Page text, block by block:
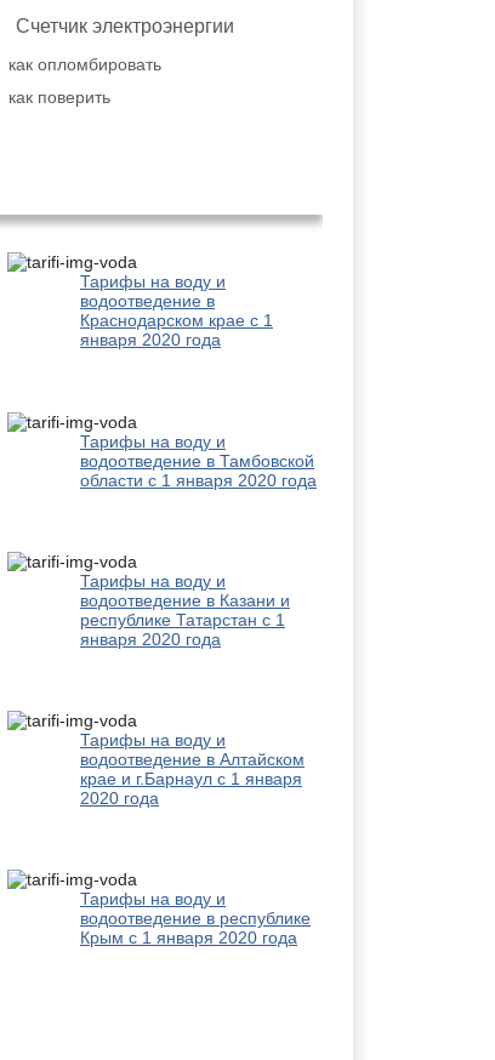
Счетчик электроэнергии
как опломбировать
как поверить
Тарифы на воду и
водоотведение в
Краснодарском крае с 1
января 2020 года
Тарифы на воду и
водоотведение в Тамбовской
области с 1 января 2020 года
Тарифы на воду и
водоотведение в Казани и
республике Татарстан с 1
января 2020 года
Тарифы на воду и
водоотведение в Алтайском
крае и г.Барнаул с 1 января
2020 года
Тарифы на воду и
водоотведение в республике
Крым с 1 января 2020 года